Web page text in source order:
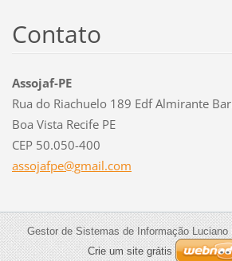
Contato
Assojaf-PE
Rua do Riachuelo 189 Edf Almirante
Boa Vista Recife PE
CEP 50.050-400
assojafpe@gmail.com
Gestor de Sistemas de Informação Luciano
Crie um site grátis